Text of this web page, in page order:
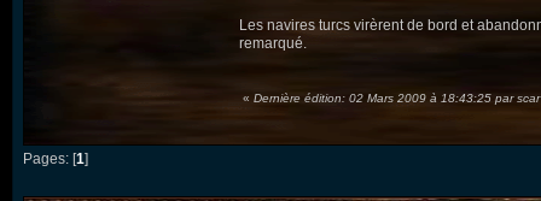
Les navires turcs virèrent de bord et
remarqué.
« Dernière édition: 02 Mars 2009 à 18:43:25 par scar
Pages: [1]